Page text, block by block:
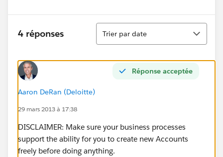
4 réponses
Tri
Trier par date
Réponse acceptée
Aaron DeRan (Deloitte)
29 mars 2013 à 17:38
DISCLAIMER: Make sure your business processes
support the ability for you to create new Accounts
freely before doing anything.